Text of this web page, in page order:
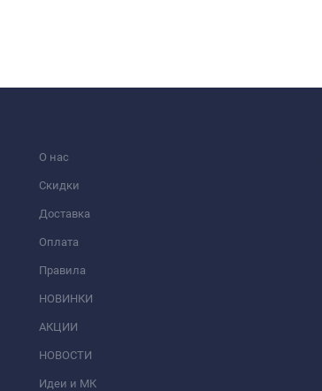
О нас
Скидки
Доставка
Оплата
Правила
НОВИНКИ
АКЦИИ
НОВОСТИ
Идеи и МК